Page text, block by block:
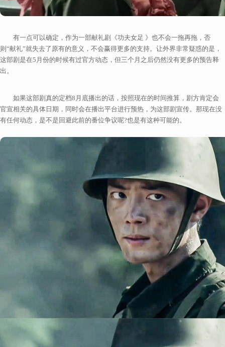
有一点可以确定，作为一部献礼剧《功夫女足 》也不会一拖再拖，否
则“献礼”就失去了原有的意义，不会赢得更多的支持。让外界非常疑惑的是，
这部剧是在5月份的时候有过官方动态，但三个月之后仍然没有更多的预告释
出。
如果这部剧真的定档8月底播出的话，按照现在的时间推算，剧方肯定会
官宣相关的具体日期，同时会在播出平台进行预热，为这部剧宣传。那现在没
有任何动态，是不是回避此前的番位争议呢?也是有这种可能的。